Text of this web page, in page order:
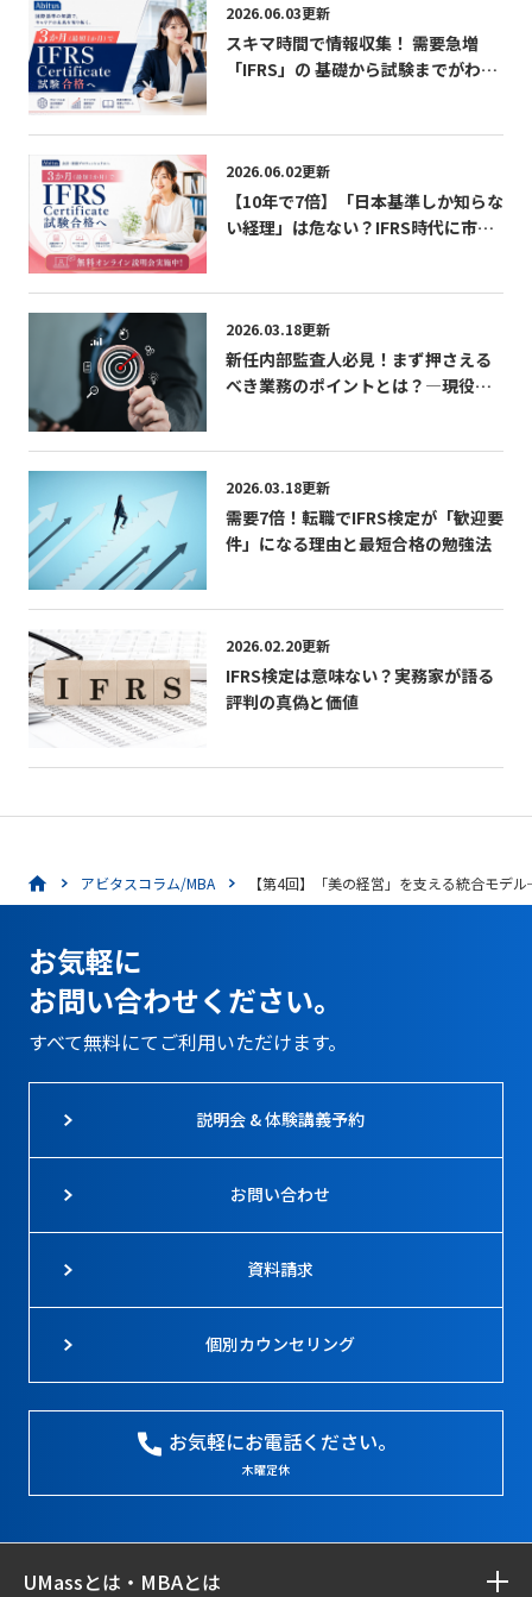
2026.06.03更新
スキマ時間で情報収集！ 需要急増
「IFRS」の 基礎から試験までがわか
2026.06.02更新
【10年で7倍】「日本基準しか知らな
い経理」は危ない？IFRS時代に市場
2026.03.18更新
新任内部監査人必見！まず押さえる
べき業務のポイントとは？―現役内
2026.03.18更新
需要7倍！転職でIFRS検定が「歓迎要
件」になる理由と最短合格の勉強法
2026.02.20更新
IFRS検定は意味ない？実務家が語る
評判の真偽と価値
アビタスコラム/MBA 【第4回】「美の経営」を支える統合モ
お気軽に
お問い合わせください。
すべて無料にてご利用いただけます。
説明会 & 体験講義予約
お問い合わせ
資料請求
個別カウンセリング
お気軽にお電話ください。
木曜定休
UMassとは・MBAとは